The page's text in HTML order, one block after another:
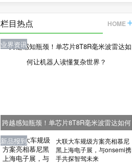
栏目热点 HOME
业界资讯
跨越感知瓶颈！单芯片8T8R毫米波雷达如何
让机器人读懂复杂世界？
业界资讯
大联大车规级方案亮相慕尼
黑上海电子展，与onsemi携
手共探智驾未来
业界资讯
业界资讯
新品报到
新品报到